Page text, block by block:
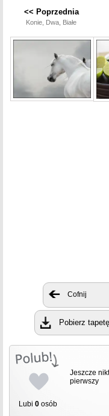
<< Poprzednia
Konie, Dwa, Białe
Cofnij
Pobierz tapetę
Lubi 0 osób
Jeszcze
pierwszy